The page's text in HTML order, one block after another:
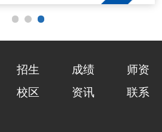
招生 成绩
师资
校区 资讯 联系